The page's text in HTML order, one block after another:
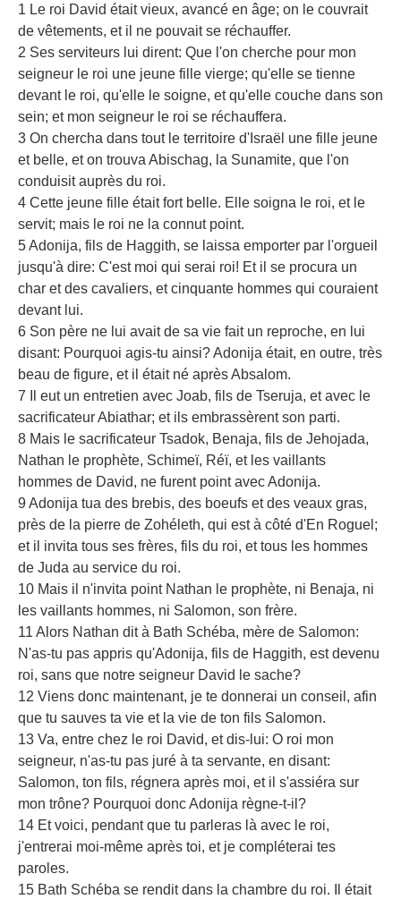
1 Le roi David était vieux, avancé en âge; on le couvrait
de vêtements, et il ne pouvait se réchauffer.
2 Ses serviteurs lui dirent: Que l'on cherche pour mon
seigneur le roi une jeune fille vierge; qu'elle se tienne
devant le roi, qu'elle le soigne, et qu'elle couche dans son
sein; et mon seigneur le roi se réchauffera.
3 On chercha dans tout le territoire d'Israël une fille jeune
et belle, et on trouva Abischag, la Sunamite, que l'on
conduisit auprès du roi.
4 Cette jeune fille était fort belle. Elle soigna le roi, et le
servit; mais le roi ne la connut point.
5 Adonija, fils de Haggith, se laissa emporter par l'orgueil
jusqu'à dire: C'est moi qui serai roi! Et il se procura un
char et des cavaliers, et cinquante hommes qui couraient
devant lui.
6 Son père ne lui avait de sa vie fait un reproche, en lui
disant: Pourquoi agis-tu ainsi? Adonija était, en outre, très
beau de figure, et il était né après Absalom.
7 Il eut un entretien avec Joab, fils de Tseruja, et avec le
sacrificateur Abiathar; et ils embrassèrent son parti.
8 Mais le sacrificateur Tsadok, Benaja, fils de Jehojada,
Nathan le prophète, Schimeï, Réï, et les vaillants
hommes de David, ne furent point avec Adonija.
9 Adonija tua des brebis, des boeufs et des veaux gras,
près de la pierre de Zohéleth, qui est à côté d'En Roguel;
et il invita tous ses frères, fils du roi, et tous les hommes
de Juda au service du roi.
10 Mais il n'invita point Nathan le prophète, ni Benaja, ni
les vaillants hommes, ni Salomon, son frère.
11 Alors Nathan dit à Bath Schéba, mère de Salomon:
N'as-tu pas appris qu'Adonija, fils de Haggith, est devenu
roi, sans que notre seigneur David le sache?
12 Viens donc maintenant, je te donnerai un conseil, afin
que tu sauves ta vie et la vie de ton fils Salomon.
13 Va, entre chez le roi David, et dis-lui: O roi mon
seigneur, n'as-tu pas juré à ta servante, en disant:
Salomon, ton fils, régnera après moi, et il s'assiéra sur
mon trône? Pourquoi donc Adonija règne-t-il?
14 Et voici, pendant que tu parleras là avec le roi,
j'entrerai moi-même après toi, et je compléterai tes
paroles.
15 Bath Schéba se rendit dans la chambre du roi. Il était